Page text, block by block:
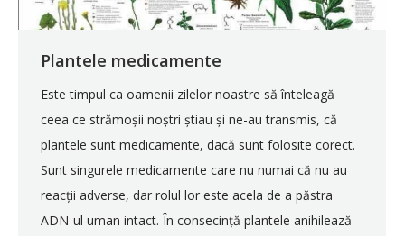
Plantele medicamente
Este timpul ca oamenii zilelor noastre să înteleagă
ceea ce strămoșii noștri știau și ne-au transmis, că
plantele sunt medicamente, dacă sunt folosite corect.
Sunt singurele medicamente care nu numai că nu au
reacții adverse, dar rolul lor este acela de a păstra
ADN-ul uman intact. În consecință plantele anihilează